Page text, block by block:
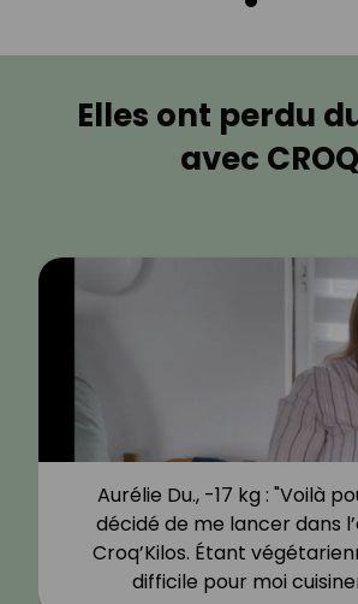
Elles ont perdu
avec CROQ
Aurélie Du., -17 kg : "Voilà
décidé de me lancer dans
Croq’Kilos. Étant
difficile pour moi